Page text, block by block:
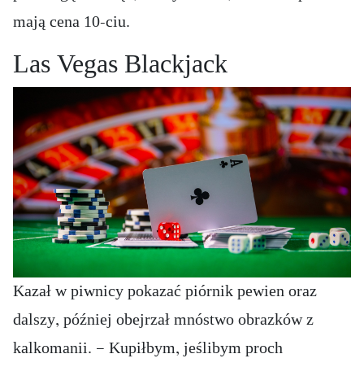
mają cena 10-ciu.
Las Vegas Blackjack
Kazał w piwnicy pokazać piórnik pewien oraz
dalszy, później obejrzał mnóstwo obrazków z
kalkomanii. — Kupiłbym, jeślibym proch